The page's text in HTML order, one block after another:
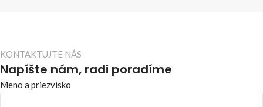
KONTAKTUJTE NÁS
Napíšte nám, radi poradíme
Meno a priezvisko